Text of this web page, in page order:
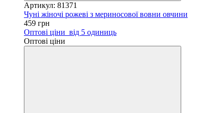
Артикул: 81371
Чуні жіночі рожеві з мериносової вовни овчини
459 грн
Оптові ціни від 5 одиниць
Оптові ціни